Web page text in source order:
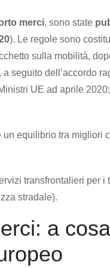
merci, sono state
). Le regole sono
sulla mobilità,
seguito dell’accordo
UE ad aprile
un equilibrio tra migliori
transfrontalieri per i
stradale).
a